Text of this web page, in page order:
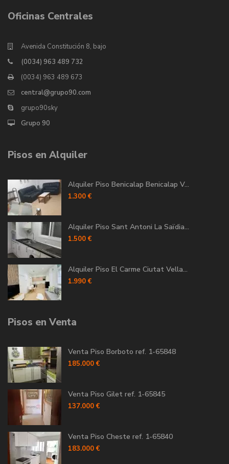
Oficinas Centrales
Avenida Constitución 8, bajo
(0034) 963 489 732
(0034) 963 489 673
central@grupo90.com
grupo90sky
Grupo 90
Pisos en Alquiler
Alquiler Piso Benicalap Benicalap V...
1.300 €
Alquiler Piso Sant Antoni La Saïdia...
1.500 €
Alquiler Piso El Carme Ciutat Vella...
1.990 €
Pisos en Venta
Venta Piso Borboto ref. 1-65848
185.000 €
Venta Piso Gilet ref. 1-65845
137.000 €
Venta Piso Cheste ref. 1-65840
183.000 €